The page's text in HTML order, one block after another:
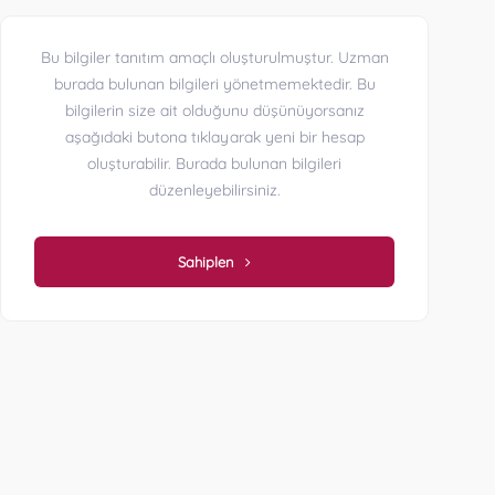
Bu bilgiler tanıtım amaçlı oluşturulmuştur. Uzman
burada bulunan bilgileri yönetmemektedir. Bu
bilgilerin size ait olduğunu düşünüyorsanız
aşağıdaki butona tıklayarak yeni bir hesap
oluşturabilir. Burada bulunan bilgileri
düzenleyebilirsiniz.
Sahiplen